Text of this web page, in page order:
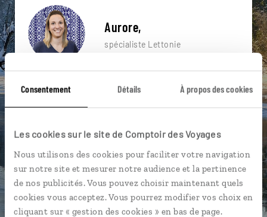
Consentement Détails À propos des cookies
Les cookies sur le site de Comptoir des Voyages
Nous utilisons des cookies pour faciliter votre navigation
sur notre site et mesurer notre audience et la pertinence
de nos publicités. Vous pouvez choisir maintenant quels
cookies vous acceptez. Vous pourrez modifier vos choix en
cliquant sur « gestion des cookies » en bas de page.
Aurore,
spécialiste Lettonie
Suivez vos envies et demandez conseils à nos
spécialistes
près de vos envies et de la réalité du pays.
Échangez en face à face ou depuis nos studios
connectés en agence, mais aussi par email ou
téléphone.
Vous gardez le même interlocuteur avant,
pendant et après votre voyage.